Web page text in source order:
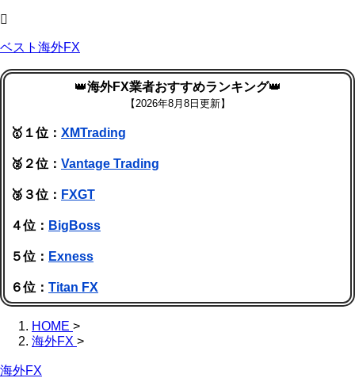
ベスト海外FX
👑海外FX業者おすすめランキング👑
【2026年8月8日更新】
🥇１位： XMTrading
🥈２位： Vantage Trading
🥉３位： FXGT
４位： BigBoss
５位： Exness
６位： Titan FX
HOME >
海外FX >
海外FX